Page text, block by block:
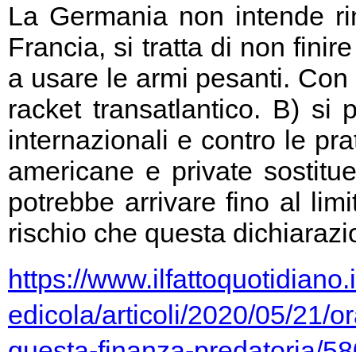
La Germania non intende
Francia, si tratta di non
a usare le armi pesanti.
racket transatlantico. B) si
internazionali e contro le
americane e private
potrebbe arrivare fino al
rischio che questa
https://
edicola/articoli/2020/05/21/